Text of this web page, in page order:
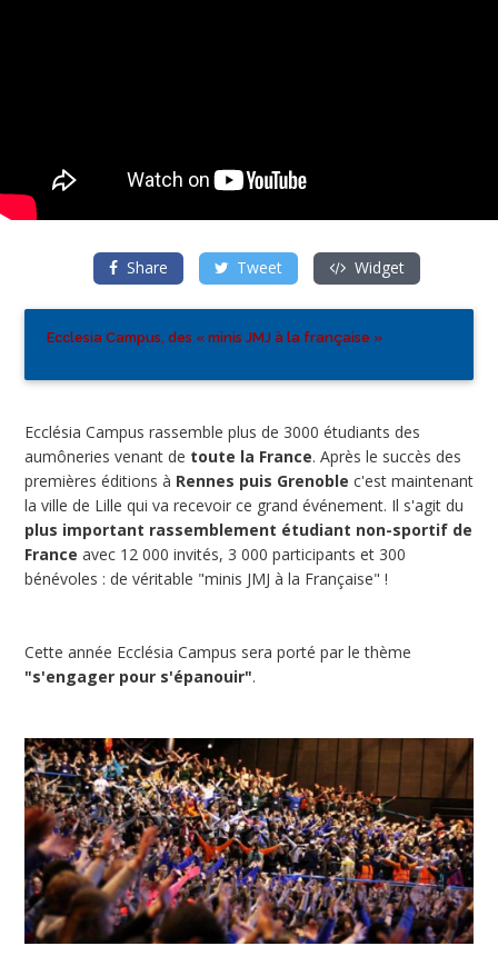
Share Tweet Widget
Ecclesia Campus, des « minis JMJ à la française »
Ecclésia Campus rassemble plus de 3000 étudiants des
aumôneries venant de toute la France. Après le succès des
premières éditions à Rennes puis Grenoble c'est maintenant
la ville de Lille qui va recevoir ce grand événement. Il s'agit du
plus important rassemblement étudiant non-sportif de
France avec 12 000 invités, 3 000 participants et 300
bénévoles : de véritable "minis JMJ à la Française" !
Cette année Ecclésia Campus sera porté par le thème
"s'engager pour s'épanouir".